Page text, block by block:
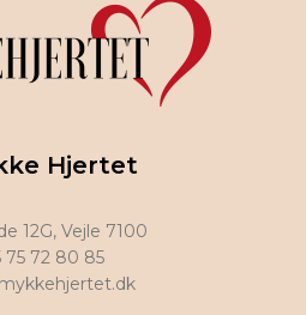
Hjertet
12G, Vejle 7100
75 72 80 85